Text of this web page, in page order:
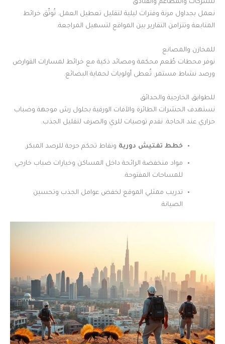
للشركات والمطاعم والفنادق
نعمل بجداول مرنة وفترات ليلية لتقليل تعطيل العمل. تُوثّق خرائط
المتابعة وتتزامن التقارير بين المواقع لتسهيل المراجعة.
للمخازن والمصانع
نوفر محطات طُعم محكمة ومصائد ذكية مع خرائط لمسارات القوارض
ورصد نشاط مستمر. تُعطى أولويات لحماية البضائع.
للطوابق الخارجية والحدائق
نستهدف الحشرات الطائرة والآفات الورقية بحلول رش موجهة وضباب
حراري عند الحاجة. نقدم توصيات للري والصرف لتقليل الجذب.
خطط تفتيش دورية ونقاط تحكم حرجة للرصد المبكر.
مواد منخفضة الرائحة داخل المساكن وخيارات ضباب خارجي
للمساحات المفتوحة.
تدريب ممثلي الموقع لخفض عوامل الجذب وتحسين
الصيانة.